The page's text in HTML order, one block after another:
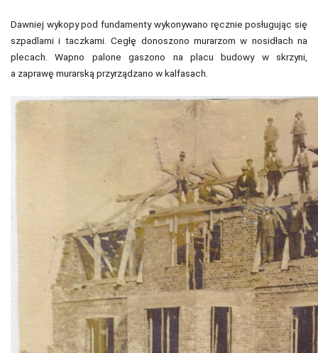
Dawniej wykopy pod fundamenty wykonywano ręcznie posługując się
szpadlami i taczkami. Cegłę donoszono murarzom w nosidłach na
plecach. Wapno palone gaszono na placu budowy w skrzyni,
a zaprawę murarską przyrządzano w kalfasach.